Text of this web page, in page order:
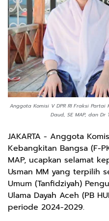
Anggota Komisi V DPR RI Fraksi Partai
Daud, SE MAP, dan Dr
JAKARTA - Anggota
Kebangkitan Bangsa (F-
MAP, ucapkan selamat
Usman MM yang terpilih
Umum (Tanfidziyah)
Ulama Dayah Aceh (PB
periode 2024-2029.